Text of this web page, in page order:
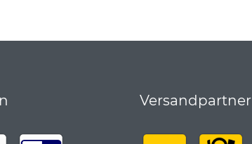
Versandpartner